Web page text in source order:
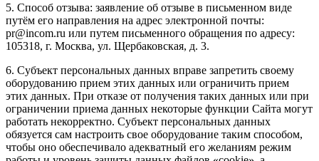
5. Способ отзыва: заявление об отзыве в письменном виде
путём его направления на адрес электронной почты:
pr@incom.ru или путем письменного обращения по адресу:
105318, г. Москва, ул. Щербаковская, д. 3.
6. Субъект персональных данных вправе запретить своему
оборудованию прием этих данных или ограничить прием
этих данных. При отказе от получения таких данных или при
ограничении приема данных некоторые функции Сайта могут
работать некорректно. Субъект персональных данных
обязуется сам настроить свое оборудование таким способом,
чтобы оно обеспечивало адекватный его желаниям режим